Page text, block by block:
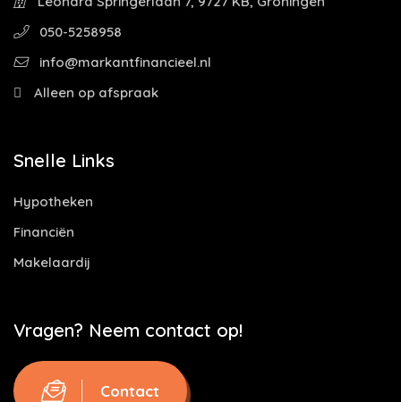
050-5258958
info@markantfinancieel.nl
Alleen op afspraak
Snelle Links
Hypotheken
Financiën
Makelaardij
Vragen? Neem contact op!
Contact